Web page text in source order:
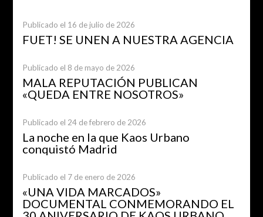
Publicado el 16 de julio de 2026
FUET! SE UNEN A NUESTRA AGENCIA
Publicado el 8 de mayo de 2026
MALA REPUTACIÓN PUBLICAN
«QUEDA ENTRE NOSOTROS»
Publicado el 24 de febrero de 2026
La noche en la que Kaos Urbano
conquistó Madrid
Publicado el 7 de enero de 2026
«UNA VIDA MARCADOS»
DOCUMENTAL CONMEMORANDO EL